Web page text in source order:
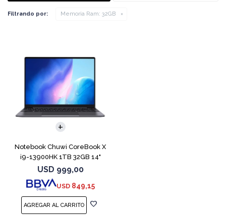
Filtrando por: Memoria Ram: 32GB
Notebook Chuwi CoreBook X
i9-13900HK 1TB 32GB 14"
USD 999,00
USD 849,15
COMPARAR